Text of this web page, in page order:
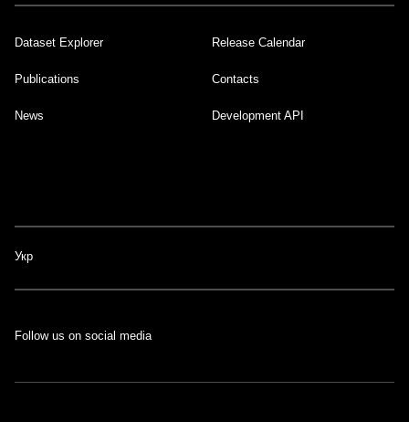
Footer
Dataset Explorer Release Calendar
Publications Contacts
News Development API
Укр
Follow us on social media